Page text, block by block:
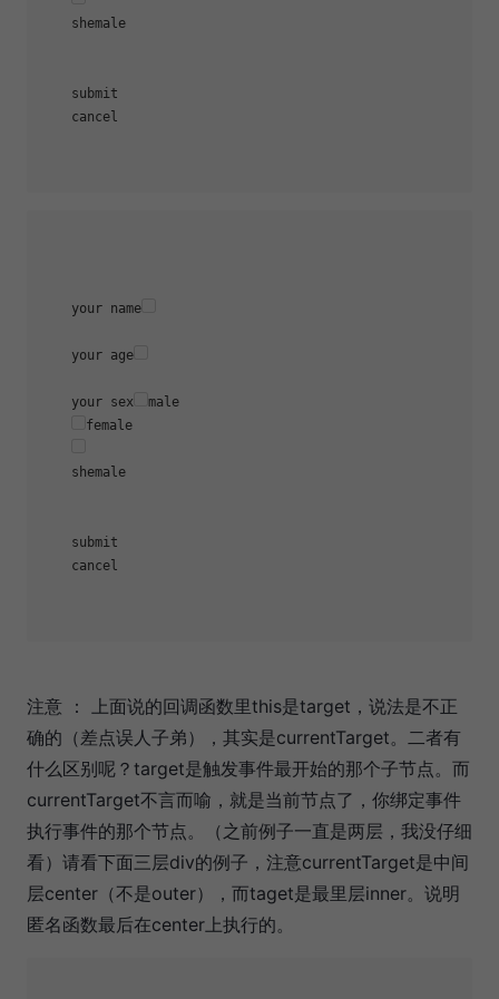
    shemale
    submit
    cancel
    your name
    your age
    your sex
male
female
    shemale
    submit
    cancel
注意 ：
上面说的回调函数里this是target，说法是不正
确的（差点误人子弟），其实是currentTarget。二者有
什么区别呢？target是触发事件最开始的那个子节点。而
currentTarget不言而喻，就是当前节点了，你绑定事件
执行事件的那个节点。（之前例子一直是两层，我没仔细
看）请看下面三层div的例子，注意currentTarget是中间
层center（不是outer），而taget是最里层inner。说明
匿名函数最后在center上执行的。